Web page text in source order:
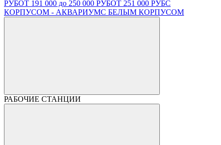
РУБОТ 191 000 до 250 000 РУБОТ 251 000 РУБС
КОРПУСОМ - АКВАРИУМС БЕЛЫМ КОРПУСОМ
РАБОЧИЕ СТАНЦИИ